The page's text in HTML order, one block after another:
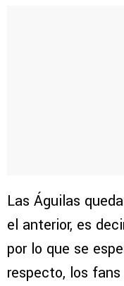
Las Águilas
el anterior, es
por lo que se
respecto, los